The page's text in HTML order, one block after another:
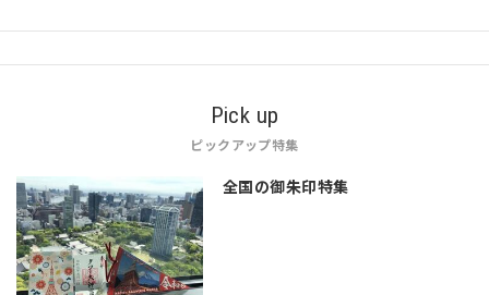
Pick up
ピックアップ特集
全国の御朱印特集